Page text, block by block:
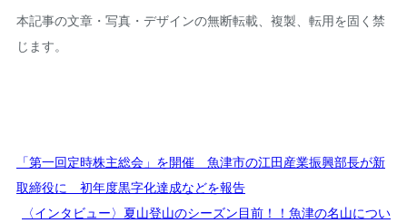
本記事の文章・写真・デザインの無断転載、複製、転用を固く禁
じます。
「第一回定時株主総会」を開催 魚津市の江田産業振興部長が新
取締役に 初年度黒字化達成などを報告
〈インタビュー〉夏山登山のシーズン目前！！魚津の名山につい